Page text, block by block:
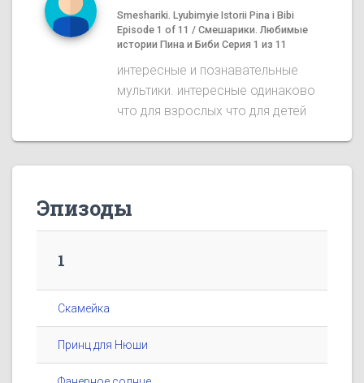
Smeshariki. Lyubimyie Istorii Pina i Bibi
Episode 1 of 11 / Смешарики. Любимые
истории Пина и Биби Серия 1 из 11
интересные и познавательные
мультики. интересные одинаково
что для взрослых что для детей
Эпизоды
1
Скамейка
Принц для Нюши